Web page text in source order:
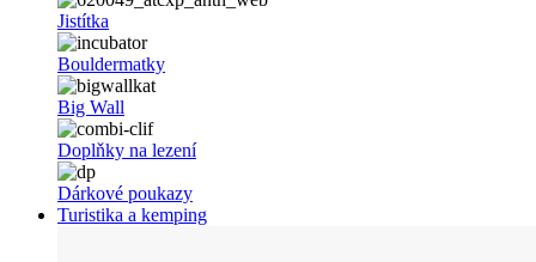
Jistítka
Bouldermatky
Big Wall
Doplňky na lezení
Dárkové poukazy
Turistika a kemping